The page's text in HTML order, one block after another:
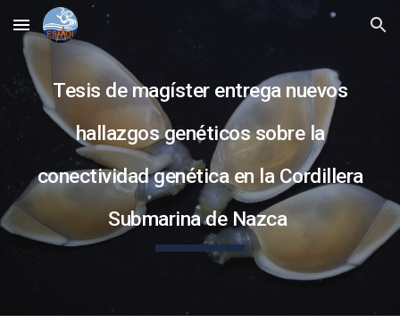
Skip to main content Skip to navigation
Tesis de magíster entrega nuevos
hallazgos genéticos sobre la
conectividadgenéticaen la Cordillera
Submarina de Nazca